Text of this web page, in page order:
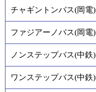
チャギントンバス(岡電)
ファジアーノバス(岡電)
ノンステップバス(中鉄)
ワンステップバス(中鉄)